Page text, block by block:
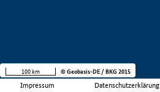
Impressum Datenschutzerklärung
100 km © Geobasis-DE / BKG 2015